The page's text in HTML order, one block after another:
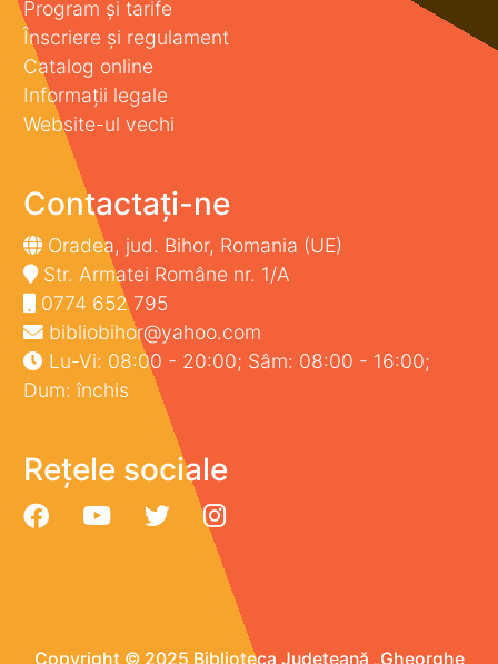
Program și tarife
Înscriere și regulament
Catalog online
Informații legale
Website-ul vechi
Contactați-ne
Oradea, jud. Bihor, Romania (UE)
Str. Armatei Române nr. 1/A
0774 652 795
bibliobihor@yahoo.com
Lu-Vi: 08:00 - 20:00; Sâm: 08:00 - 16:00;
Dum: închis
Rețele sociale
Copyright © 2025 Biblioteca Județeană „Gheorghe